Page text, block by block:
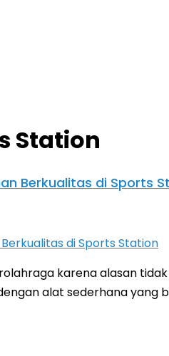
Station
Berkualitas di Sports
karena alasan
alat sederhana yang